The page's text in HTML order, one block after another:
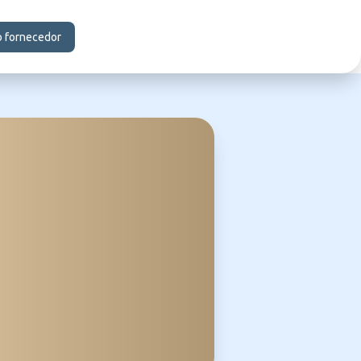
fornecedor